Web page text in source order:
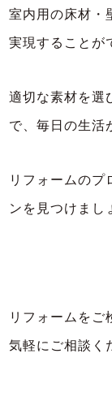
室内用の床材・
実現することが
適切な素材を選
で、毎日の生活
リフォームのプ
ンを見つけまし
リフォームをご
気軽にご相談く